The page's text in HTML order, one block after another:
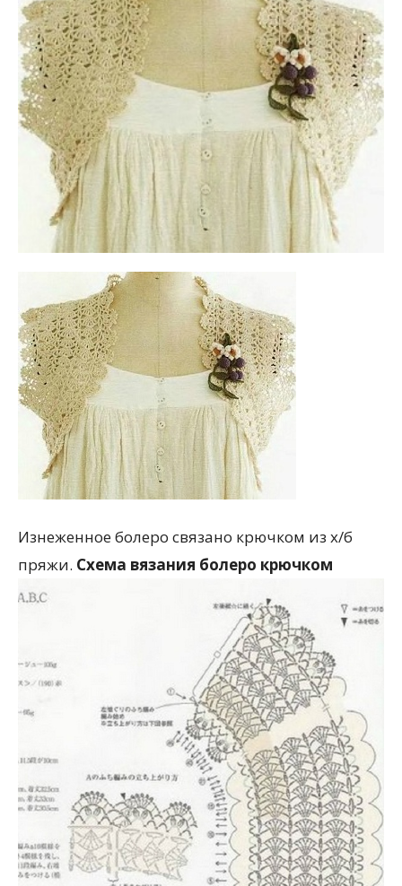
Изнеженное болеро связано крючком из х/б
пряжи. Схема вязания болеро крючком